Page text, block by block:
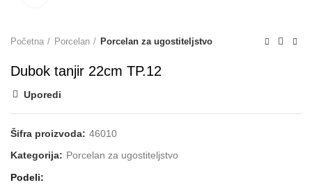
Početna Porcelan Porcelan za ugostiteljstvo
Dubok tanjir 22cm TP.12
Uporedi
Šifra proizvoda: 46010
Kategorija: Porcelan za ugostiteljstvo
Podeli